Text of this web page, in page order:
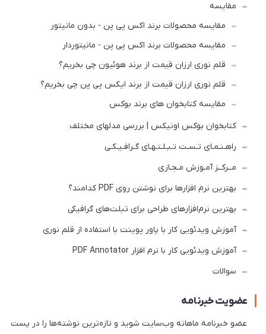
مقایسه
مقایسه محصولات برند اکس پی پن - بدون مانیتور
مقایسه محصولات برند اکس پی پن - مانیتوردار
قلم نوری ارزان قیمت از برند هوئیون چی بخریم؟
قلم نوری ارزان قیمت از برند ایکس پی پن چی بخریم؟
مقایسه کتابخوان های برند بوکس
کتابخوان بوکس اونیکس | بررسی مدلهای مختلف
راهـنـمـای تـسـت تـبـلـتـهـای گـرافـیـکـی
مــرکــز آمـوزش مـجـازی
بهترین نرم افزارها برای نوشتن روی PDF کدامند؟
بهترین نرم‌افزارهای طراحی برای تبلت‌های گرافیکی
آموزش ویدئویی کار با پاور پوینت با استفاده از قلم نوری
آموزش ویدئویی کار با نرم افزار PDF Annotator
سوالات
عضویت خبرنامه
عضو خبرنامه ماهانه وب‌سایت شوید و تازه‌ترین نوشته‌ها را در پست